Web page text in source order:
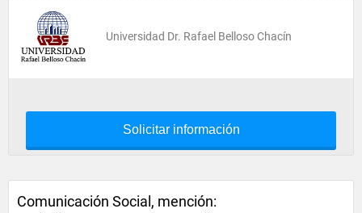
Universidad Dr. Rafael Belloso Chacín
Solicitar información
Comunicación Social, mención: